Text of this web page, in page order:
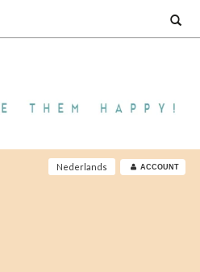
Nederlands ACCOUNT